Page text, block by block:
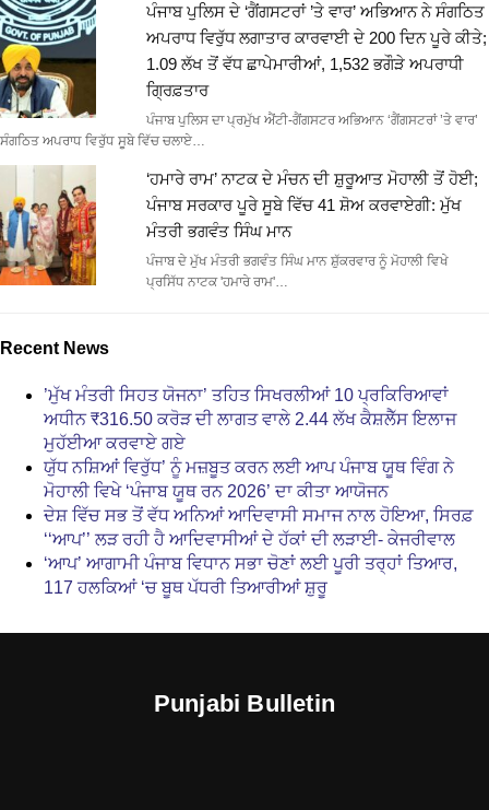
ਪੰਜਾਬ ਪੁਲਿਸ ਦੇ ‘ਗੈਂਗਸਟਰਾਂ ’ਤੇ ਵਾਰ’ ਅਭਿਆਨ ਨੇ ਸੰਗਠਿਤ
ਅਪਰਾਧ ਵਿਰੁੱਧ ਲਗਾਤਾਰ ਕਾਰਵਾਈ ਦੇ 200 ਦਿਨ ਪੂਰੇ ਕੀਤੇ;
1.09 ਲੱਖ ਤੋਂ ਵੱਧ ਛਾਪੇਮਾਰੀਆਂ, 1,532 ਭਗੌੜੇ ਅਪਰਾਧੀ
ਗ੍ਰਿਫ਼ਤਾਰ
ਪੰਜਾਬ ਪੁਲਿਸ ਦਾ ਪ੍ਰਮੁੱਖ ਐਂਟੀ-ਗੈਂਗਸਟਰ ਅਭਿਆਨ ‘ਗੈਂਗਸਟਰਾਂ ’ਤੇ ਵਾਰ’
ਸੰਗਠਿਤ ਅਪਰਾਧ ਵਿਰੁੱਧ ਸੂਬੇ ਵਿੱਚ ਚਲਾਏ…
‘ਹਮਾਰੇ ਰਾਮ’ ਨਾਟਕ ਦੇ ਮੰਚਨ ਦੀ ਸ਼ੁਰੂਆਤ ਮੋਹਾਲੀ ਤੋਂ ਹੋਈ;
ਪੰਜਾਬ ਸਰਕਾਰ ਪੂਰੇ ਸੂਬੇ ਵਿੱਚ 41 ਸ਼ੋਅ ਕਰਵਾਏਗੀ: ਮੁੱਖ
ਮੰਤਰੀ ਭਗਵੰਤ ਸਿੰਘ ਮਾਨ
ਪੰਜਾਬ ਦੇ ਮੁੱਖ ਮੰਤਰੀ ਭਗਵੰਤ ਸਿੰਘ ਮਾਨ ਸ਼ੁੱਕਰਵਾਰ ਨੂੰ ਮੋਹਾਲੀ ਵਿਖੇ
ਪ੍ਰਸਿੱਧ ਨਾਟਕ 'ਹਮਾਰੇ ਰਾਮ'…
Recent News
’ਮੁੱਖ ਮੰਤਰੀ ਸਿਹਤ ਯੋਜਨਾ’ ਤਹਿਤ ਸਿਖਰਲੀਆਂ 10 ਪ੍ਰਕਿਰਿਆਵਾਂ
ਅਧੀਨ ₹316.50 ਕਰੋੜ ਦੀ ਲਾਗਤ ਵਾਲੇ 2.44 ਲੱਖ ਕੈਸ਼ਲੈੱਸ ਇਲਾਜ
ਮੁਹੱਈਆ ਕਰਵਾਏ ਗਏ
ਯੁੱਧ ਨਸ਼ਿਆਂ ਵਿਰੁੱਧ’ ਨੂੰ ਮਜ਼ਬੂਤ ਕਰਨ ਲਈ ਆਪ ਪੰਜਾਬ ਯੂਥ ਵਿੰਗ ਨੇ
ਮੋਹਾਲੀ ਵਿਖੇ ‘ਪੰਜਾਬ ਯੂਥ ਰਨ 2026’ ਦਾ ਕੀਤਾ ਆਯੋਜਨ
ਦੇਸ਼ ਵਿੱਚ ਸਭ ਤੋਂ ਵੱਧ ਅਨਿਆਂ ਆਦਿਵਾਸੀ ਸਮਾਜ ਨਾਲ ਹੋਇਆ, ਸਿਰਫ਼
‘‘ਆਪ’’ ਲੜ ਰਹੀ ਹੈ ਆਦਿਵਾਸੀਆਂ ਦੇ ਹੱਕਾਂ ਦੀ ਲੜਾਈ- ਕੇਜਰੀਵਾਲ
‘ਆਪ’ ਆਗਾਮੀ ਪੰਜਾਬ ਵਿਧਾਨ ਸਭਾ ਚੋਣਾਂ ਲਈ ਪੂਰੀ ਤਰ੍ਹਾਂ ਤਿਆਰ,
117 ਹਲਕਿਆਂ ‘ਚ ਬੂਥ ਪੱਧਰੀ ਤਿਆਰੀਆਂ ਸ਼ੁਰੂ
Punjabi Bulletin